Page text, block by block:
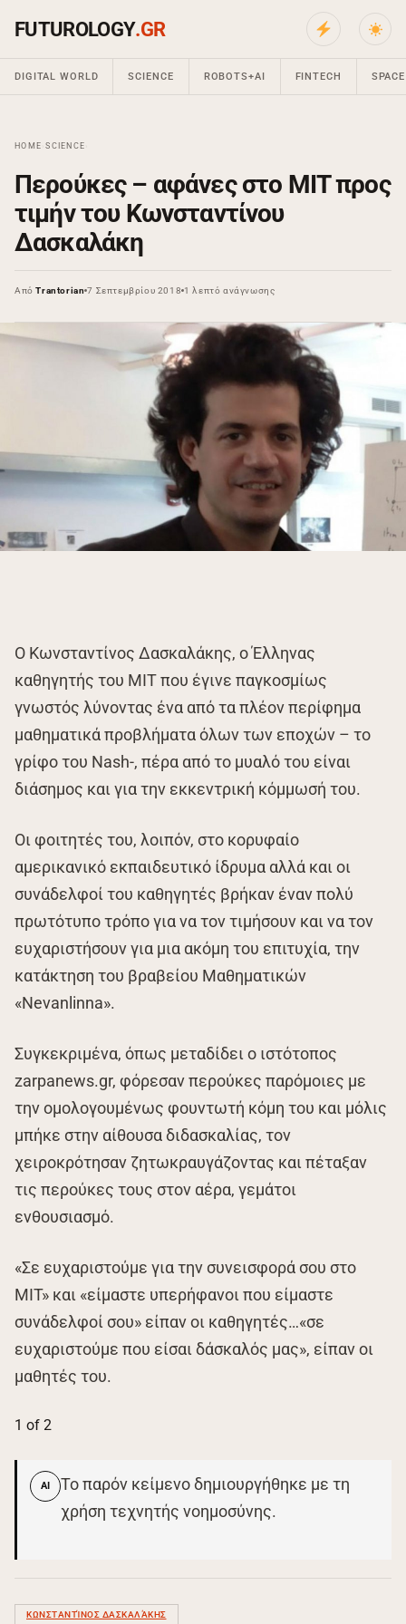
FUTUROLOGY.GR
DIGITAL WORLD SCIENCE ROBOTS+AI FINTECH SPACE
HOME ›SCIENCE
Περούκες – αφάνες στο ΜΙΤ προς
τιμήν του Κωνσταντίνου
Δασκαλάκη
ΑπόTrantorian 7 Σεπτεμβρίου 2018 1 λεπτό ανάγνωσης
O Κωνσταντίνος Δασκαλάκης, ο Έλληνας
καθηγητής του MIT που έγινε παγκοσμίως
γνωστός λύνοντας ένα από τα πλέον περίφημα
μαθηματικά προβλήματα όλων των εποχών – το
γρίφο του Nash-, πέρα από το μυαλό του είναι
διάσημος και για την εκκεντρική κόμμωσή του.
Οι φοιτητές του, λοιπόν, στο κορυφαίο
αμερικανικό εκπαιδευτικό ίδρυμα αλλά και οι
συνάδελφοί του καθηγητές βρήκαν έναν πολύ
πρωτότυπο τρόπο για να τον τιμήσουν και να τον
ευχαριστήσουν για μια ακόμη του επιτυχία, την
κατάκτηση του βραβείου Μαθηματικών
«Nevanlinna».
Συγκεκριμένα, όπως μεταδίδει ο ιστότοπος
zarpanews.gr, φόρεσαν περούκες παρόμοιες με
την ομολογουμένως φουντωτή κόμη του και μόλις
μπήκε στην αίθουσα διδασκαλίας, τον
χειροκρότησαν ζητωκραυγάζοντας και πέταξαν
τις περούκες τους στον αέρα, γεμάτοι
ενθουσιασμό.
«Σε ευχαριστούμε για την συνεισφορά σου στο
ΜΙΤ» και «είμαστε υπερήφανοι που είμαστε
συνάδελφοί σου» είπαν οι καθηγητές…«σε
ευχαριστούμε που είσαι δάσκαλός μας», είπαν οι
μαθητές του.
1 of 2
AI
Το παρόν κείμενο δημιουργήθηκε με τη
χρήση τεχνητής νοημοσύνης.
ΚΩΝΣΤΑΝΤΊΝΟΣ ΔΑΣΚΑΛΆΚΗΣ